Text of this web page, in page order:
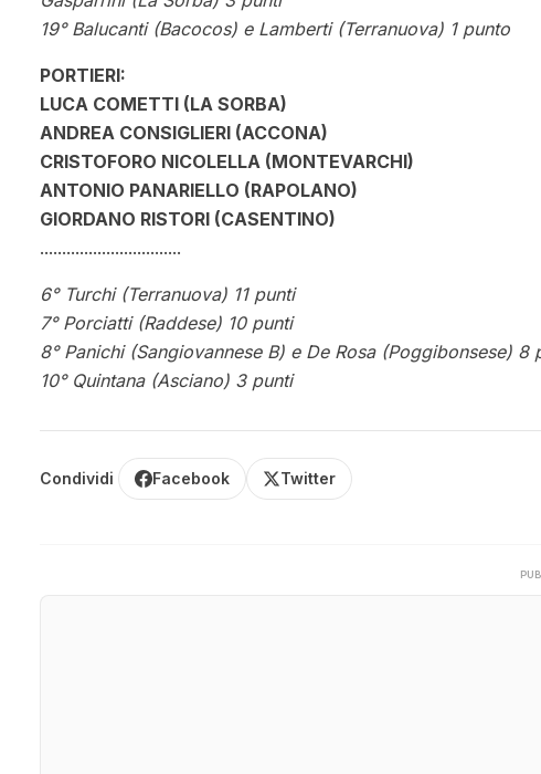
19° Balucanti (Bacocos) e Lamberti (Terranuova) 1 punto
PORTIERI:
LUCA COMETTI (LA SORBA)
ANDREA CONSIGLIERI (ACCONA)
CRISTOFORO NICOLELLA (MONTEVARCHI)
ANTONIO PANARIELLO (RAPOLANO)
GIORDANO RISTORI (CASENTINO)
................................
6° Turchi (Terranuova) 11 punti
7° Porciatti (Raddese) 10 punti
8° Panichi (Sangiovannese B) e De Rosa (Poggibonsese) 8
10° Quintana (Asciano) 3 punti
Condividi Facebook Twitter